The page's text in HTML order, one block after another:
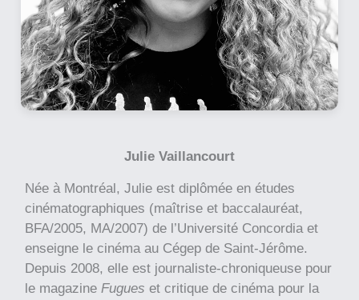
Julie Vaillancourt
Née à Montréal, Julie est diplômée en études
cinématographiques (maîtrise et baccalauréat,
BFA/2005, MA/2007) de l’Université Concordia et
enseigne le cinéma au Cégep de Saint-Jérôme.
Depuis 2008, elle est journaliste-chroniqueuse pour
le magazineFugueset critique de cinéma pour la